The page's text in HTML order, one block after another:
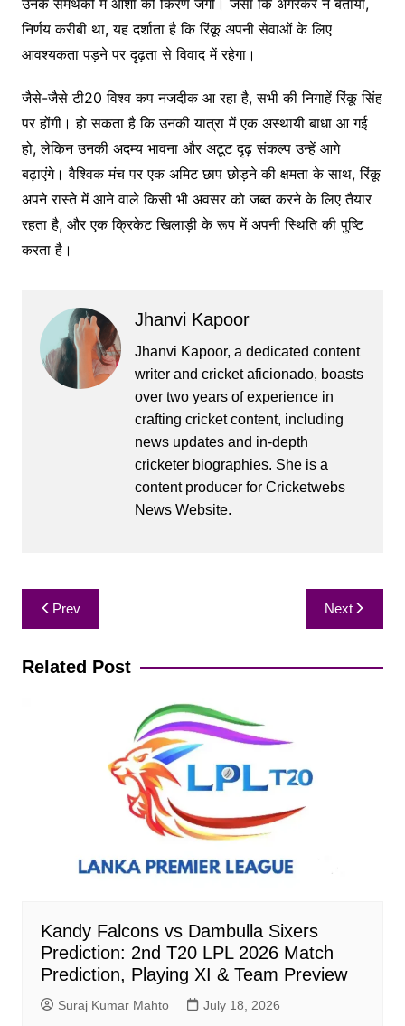
उनके समर्थकों में आशा की किरण जगी। जैसा कि अगरकर ने बताया,
निर्णय करीबी था, यह दर्शाता है कि रिंकू अपनी सेवाओं के लिए
आवश्यकता पड़ने पर दृढ़ता से विवाद में रहेगा।
जैसे-जैसे टी20 विश्व कप नजदीक आ रहा है, सभी की निगाहें रिंकू सिंह
पर होंगी। हो सकता है कि उनकी यात्रा में एक अस्थायी बाधा आ गई
हो, लेकिन उनकी अदम्य भावना और अटूट दृढ़ संकल्प उन्हें आगे
बढ़ाएंगे। वैश्विक मंच पर एक अमिट छाप छोड़ने की क्षमता के साथ, रिंकू
अपने रास्ते में आने वाले किसी भी अवसर को जब्त करने के लिए तैयार
रहता है, और एक क्रिकेट खिलाड़ी के रूप में अपनी स्थिति की पुष्टि
करता है।
Jhanvi Kapoor
Jhanvi Kapoor, a dedicated content
writer and cricket aficionado, boasts
over two years of experience in
crafting cricket content, including
news updates and in-depth
cricketer biographies. She is a
content producer for Cricketwebs
News Website.
Post
navigation
Prev Next
Related Post
Kandy Falcons vs Dambulla Sixers
Prediction: 2nd T20 LPL 2026 Match
Prediction, Playing XI & Team Preview
Suraj Kumar Mahto July 18, 2026